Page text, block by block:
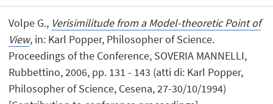
Volpe G., Verisimilitude from a Model-theoretic Point of
View, in: Karl Popper, Philosopher of Science.
Proceedings of the Conference, SOVERIA MANNELLI,
Rubbettino, 2006, pp. 131 - 143 (atti di: Karl Popper,
Philosopher of Science, Cesena, 27-30/10/1994)